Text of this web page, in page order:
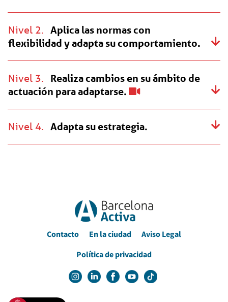
Nivel 2. Aplica las normas con
flexibilidad y adapta su comportamiento.
Nivel 3.
Realiza cambios en su ámbito de
actuación para adaptarse.
Nivel 4. Adapta su estrategia.
Contacto En la ciudad
Aviso Legal
Política de privacidad